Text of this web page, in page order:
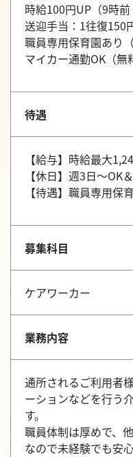
時給100円UP（9時前
送迎手当：1往復150
職員専用保育園あり
マイカー通勤OK（無
待遇
【給与】時給最大
【休日】週3日～OK
【待遇】職員専用保
募集科目
ケアワーカー
業務内容
通所されるご利用者
ーションなどを行う
す。
職員体制は厚めで、
なので未経験でも安